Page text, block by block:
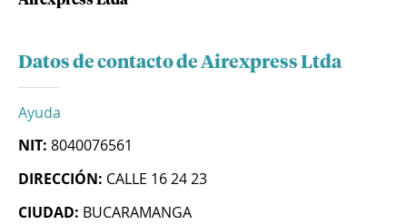
Datos de contacto de Airexpress Ltda
Ayuda
NIT: 8040076561
DIRECCIÓN: CALLE 16 24 23
CIUDAD: BUCARAMANGA